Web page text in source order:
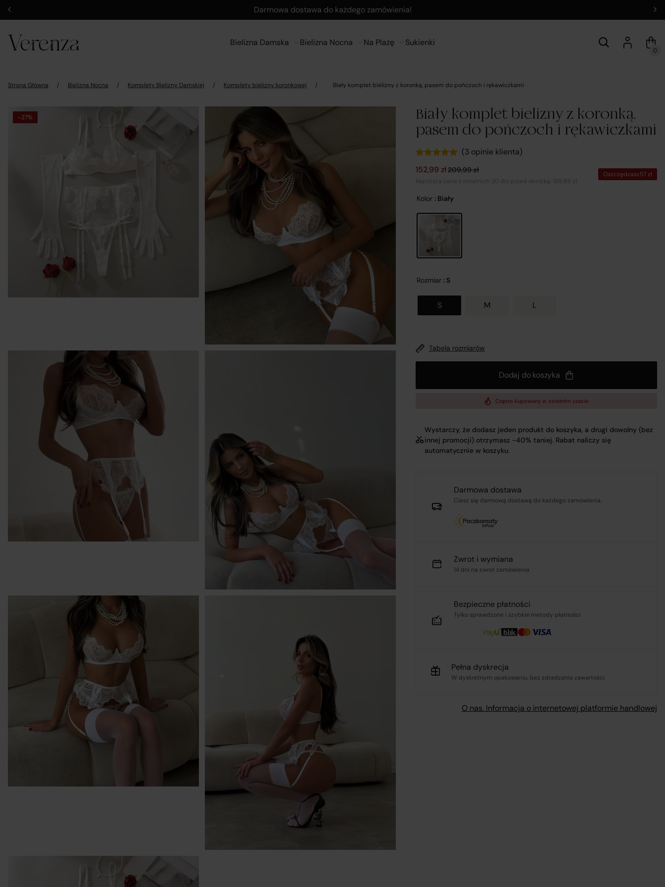
Darmowa dostawa do każdego zamówienia!
Bielizna Damska Bielizna Nocna Na Plażę Sukienki
0
Strona Główna / Bielizna Nocna / Komplety Bielizny Damskiej / Komplety bielizny koronkowej / Biały komplet bielizny z koronką, pasem do pończoch i rękawiczkami
-27%
Biały komplet bielizny z koronką,
pasem do pończoch i rękawiczkami
5.00na 5 na
podstawie
klientów
(3 opinie klienta)
209,99zł
Pierwotna cena wynosiła: 209,99 zł.
152,99 zł
Aktualna cena wynosi: 152,99 zł.
Najniższa cena z ostatnich 30 dni przed obniżką: 189,99 zł
Oszczędzasz57zł
Kolor : Biały
Rozmiar : S
S M L
Tabela rozmiarów
Dodaj do koszyka
Często kupowany w ostatnim czasie
Wystarczy, że dodasz jeden produkt do koszyka, a drugi dowolny (bez
innej promocji) otrzymasz -40% taniej. Rabat naliczy się
automatycznie w koszyku.
Darmowa dostawa
Ciesz się darmową dostawą do każdego zamówienia.
Zwrot i wymiana
14 dni na zwrot zamówienia
Bezpieczne płatności
Tylko sprawdzone i szybkie metody płatności
Pełna dyskrecja
W dyskretnym opakowaniu, bez zdradzania zawartości.
O nas. Informacja o internetowej platformie handlowej
Informacje o platformie handlowej Zamknij
W wykonaniu obowiązków wynikających z
30 maja 2014 r. o prawach konsumenta (Dz.U. 2014 poz. 827, z
1 MAJA 30A, 45-355 wpisana do Rejestru Przedsiębiorców
Krajowego Rejestru Sądowego pod numerem KRS: 0001182670,
posiadająca NIP: 7543380134 oraz REGON: 542188455, jako
podmiot prowadzący internetową platformę handlową
w rozumieniu art. 2 pkt 8 ustawy o prawach konsumenta,
niniejszym informuje, iż:
Platforma Verenza.pl stanowi internetową platformę handlową,
której operatorem i usługodawcą w rozumieniu przepisów
ustawy o świadczeniu usług drogą elektroniczną jest spółka
R&B Commerce spółka z ograniczoną odpowiedzialnością,
działająca w charakterze pośrednika umożliwiającego
odpowiedzialnością, dalej jako „Sprzedawcy”.
Platforma Verenza.pl prowadzona jest przez R&B Commerce
spółka z ograniczoną odpowiedzialnością jako dostawcę
Umowy zawierane są pomiędzy konsumentami a zewnętrznymi
przedsiębiorcami (Sprzedawcami), którzy prezentują swoje
oferty handlowe za pośrednictwem platformy. Operator
Platformy – R&B Commerce spółka z ograniczoną
odpowiedzialnością. – nie jest stroną umowy sprzedaży
zawieranej z Klientem (konsumentem).
Sprzedawcami są niezależni przedsiębiorcy współpracujący z